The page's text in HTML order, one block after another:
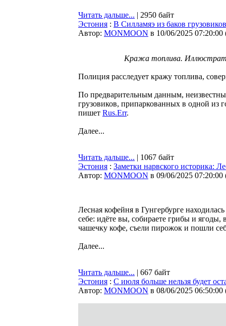
Читать дальше... | 2950 байт
Эстония : В Силламяэ из баков
Автор: MONMOON в 10/06/2025 07:20:00
Кража топлива.
Полиция расследует кражу топлива,
По предварительным данным,
грузовиков, припаркованных в одной из
пишет Rus.Err.
Далее...
Читать дальше... | 1067 байт
Эстония : Заметки нарвского историка:
Автор: MONMOON в 09/06/2025 07:20:00
Лесная кофейня в Гунгербурге
себе: идёте вы, собираете грибы и
чашечку кофе, съели пирожок и пошли
Далее...
Читать дальше... | 667 байт
Эстония : С июля больше нельзя будет
Автор: MONMOON в 08/06/2025 06:50:00